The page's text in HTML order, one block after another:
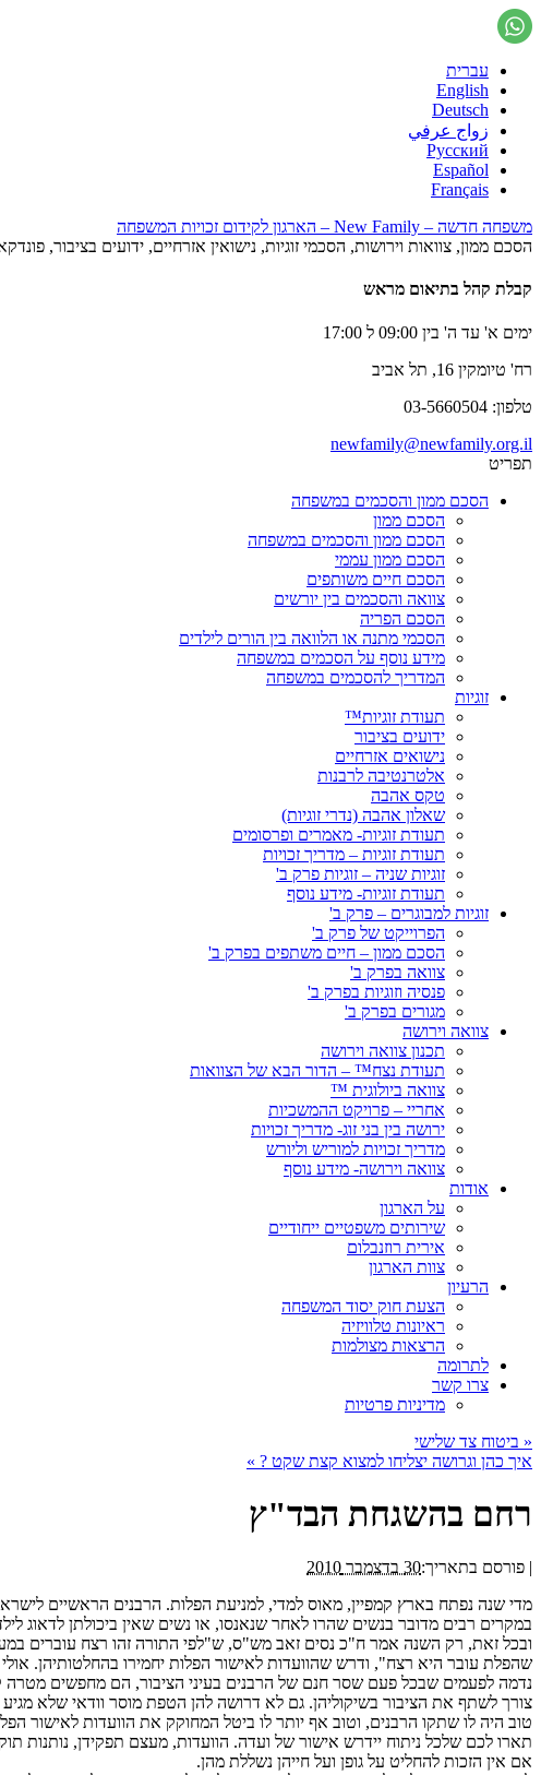
עברית
English
Deutsch
زواج عرفي
Русский
Español
Français
משפחה חדשה – New Family – הארגון לקידום זכויות המשפחה
הסכם ממון, צוואות וירושות, הסכמי זוגיות, נישואין אזרחיים, ידועים בציבור,
קבלת קהל בתיאום מראש
ימים א' עד ה' בין 09:00 ל 17:00
רח' טיומקין 16, תל אביב
טלפון: 03-5660504
newfamily@newfamily.org.il
תפריט
הסכם ממון והסכמים במשפחה
הסכם ממון
הסכם ממון והסכמים במשפחה
הסכם ממון עממי
הסכם חיים משותפים
צוואה והסכמים בין יורשים
הסכם הפריה
הסכמי מתנה או הלוואה בין הורים לילדים
מידע נוסף על הסכמים במשפחה
המדריך להסכמים במשפחה
זוגיות
תעודת זוגיות™
ידועים בציבור
נישואים אזרחיים
אלטרנטיבה לרבנות
טקס אהבה
שאלון אהבה (נדרי זוגיות)
תעודת זוגיות- מאמרים ופרסומים
תעודת זוגיות – מדריך זכויות
זוגיות שניה – זוגיות פרק ב'
תעודת זוגיות- מידע נוסף
זוגיות למבוגרים – פרק ב'
הפרוייקט של פרק ב'
הסכם ממון – חיים משתפים בפרק ב'
צוואה בפרק ב'
פנסיה וזוגיות בפרק ב'
מגורים בפרק ב'
צוואה וירושה
תכנון צוואה וירושה
תעודת נצח™ – הדור הבא של הצוואות
צוואה ביולוגית ™
אחריי – פרויקט ההמשכיות
ירושה בין בני זוג- מדריך זכויות
מדריך זכויות למוריש וליורש
צוואה וירושה- מידע נוסף
אודות
על הארגון
שירותים משפטיים ייחודיים
אירית רוזנבלום
צוות הארגון
הרעיון
הצעת חוק יסוד המשפחה
ראיונות טלוויזיה
הרצאות מצולמות
לתרומה
צרו קשר
מדיניות פרטיות
« ביטוח צד שלישי
איך כהן וגרושה יצליחו למצוא קצת שקט ? »
רחם בהשגחת הבד"ץ
| פורסם בתאריך:30 בדצמבר 2010
מדי שנה נפתח בארץ קמפיין, מאוס למדי, למניעת הפלות. הרבנים הראשיים
במקרים רבים מדובר בנשים שהרו לאחר שנאנסו, או נשים שאין ביכולתן לדאוג
ובכל זאת, רק השנה אמר ח"כ נסים זאב מש"ס, ש"לפי התורה זהו רצח עוברים
שהפלת עובר היא רצח", ודרש שהוועדות לאישור הפלות יחמירו בהחלטותיהן.
נדמה לפעמים שבכל פעם שסר חנם של הרבנים בעיני הציבור, הם מחפשים מטרה
צורך לשתף את הציבור בשיקוליהן. גם לא דרושה להן הטפת מוסר וודאי שלא מגיע
טוב היה לו שתקו הרבנים, וטוב אף יותר לו ביטל המחוקק את הוועדות לאישור
תארו לכם שלכל ניתוח יידרש אישור של ועדה. הוועדות, מעצם תפקידן, נותנות
אם אין הזכות להחליט על גופן ועל חייהן נשללת מהן.